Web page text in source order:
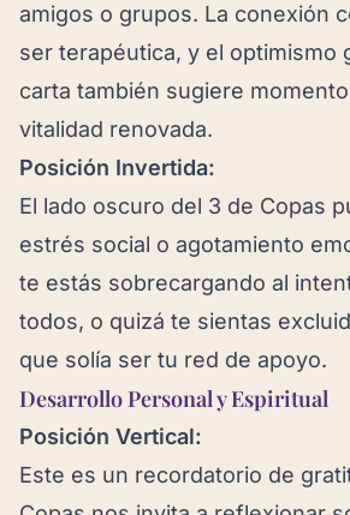
amigos o grupos. La conexión
ser terapéutica, y el optimismo
carta también sugiere
vitalidad renovada.
Posición Invertida:
El lado oscuro del 3 de Copas
estrés social o agotamiento
te estás sobrecargando al
todos, o quizá te sientas
que solía ser tu red de apoyo.
Desarrollo Personal y Espiritual
Posición Vertical:
Este es un recordatorio de